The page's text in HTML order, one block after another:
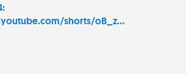
shorts/oB_z...